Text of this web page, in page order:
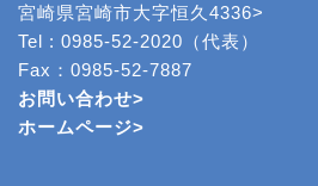
宮崎県宮崎市大字恒久4336>
Tel : 0985-52-2020（代表）
Fax：0985-52-7887
お問い合わせ>
ホームページ>